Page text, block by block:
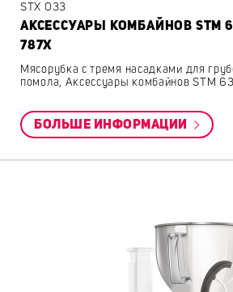
STX 033
АКСЕССУАРЫ КОМБАЙНОВ STM
787X
Мясорубка с тремя насадками для
помола, Аксессуары комбайнов STM
БОЛЬШЕ ИНФОРМАЦИИ